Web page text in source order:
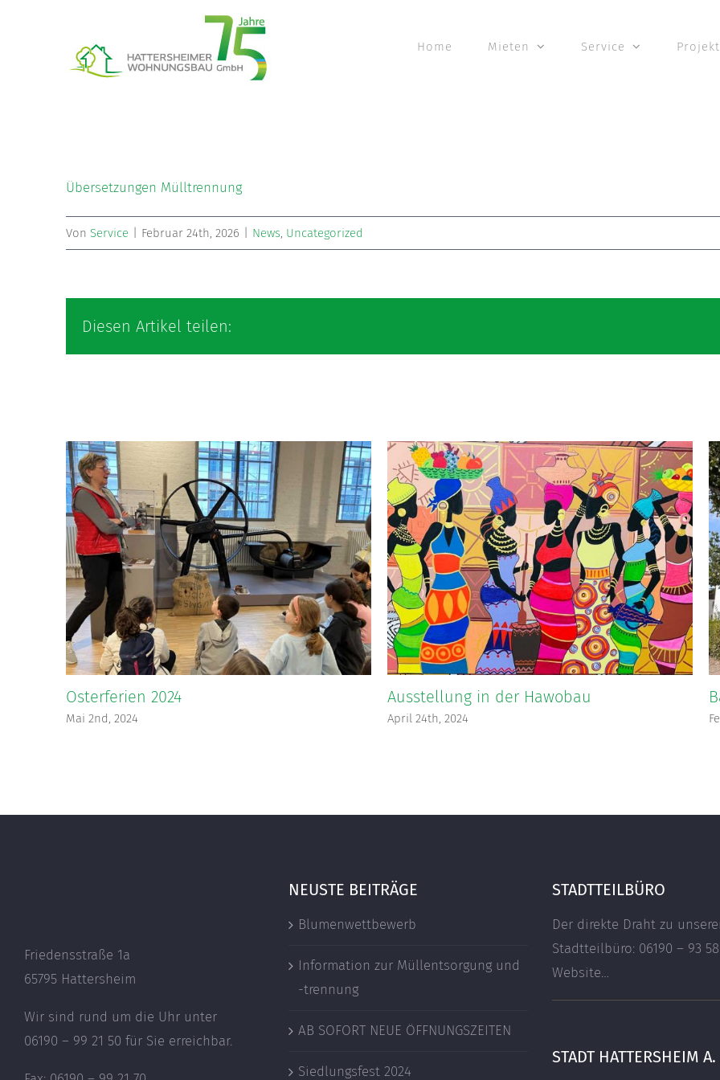
Home Mieten Service
Übersetzungen Mülltrennung
Von Service Februar 24th, 2026 News, Uncategorized
Diesen Artikel teilen:
Osterferien 2024
Mai 2nd, 2024
Ausstellung in der Hawobau
April 24th, 2024
Friedensstraße 1a
65795 Hattersheim
Wir sind rund um die Uhr unter
06190 – 99 21 50 für Sie erreichbar.
NEUSTE BEITRÄGE
Blumenwettbewerb
Information zur Müllentsorgung und
-trennung
AB SOFORT NEUE ÖFFNUNGSZEITEN
Siedlungsfest 2024
STADTTEILBÜRO
Der direkte Draht zu
Stadtteilbüro: 06190 – 93 58
Website…
STADT HATTERSHEIM